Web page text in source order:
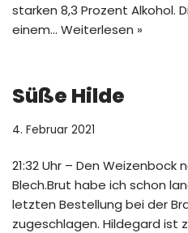
starken 8,3 Prozent Alkohol.
einem… Weiterlesen »
Süße Hilde
4. Februar 2021
21:32 Uhr – Den Weizenbock
Blech.Brut habe ich schon
letzten Bestellung bei der
zugeschlagen. Hildegard ist